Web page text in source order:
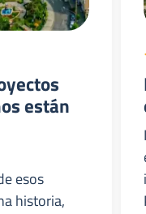
están
esos
historia,